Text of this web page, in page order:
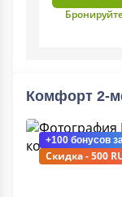
Комфорт 2-
+100 бонусов
Скидка - 500